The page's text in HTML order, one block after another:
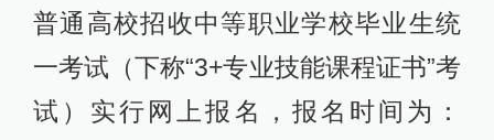
普通高校招收中等职业学校毕业生统
一考试（下称“3+专业技能课程证书”考
试）实行网上报名，报名时间为：